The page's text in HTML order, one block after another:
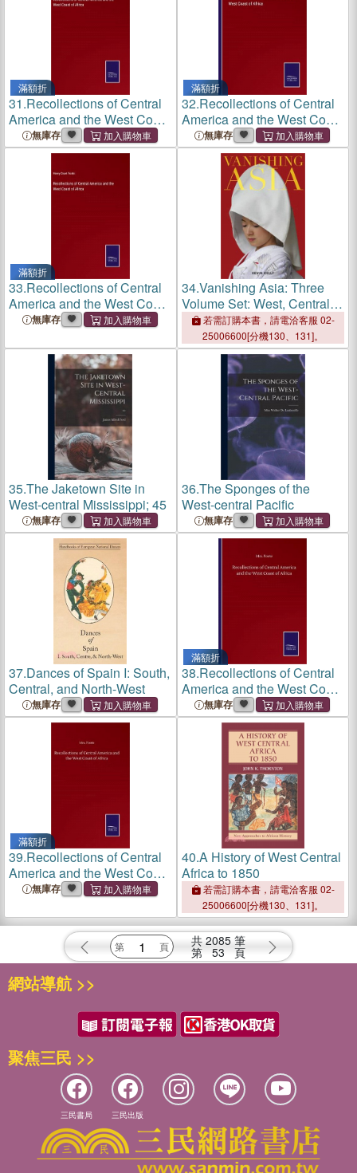
滿額折
31.Recollections of Central
America and the West Coast
of Africa
無庫存
滿額折
32.Recollections of Central
America and the West Coast
of Africa
無庫存
滿額折
33.Recollections of Central
America and the West Coast
of Africa
無庫存
34.Vanishing Asia: Three
Volume Set: West, Central,
and East
若需訂購本書，請電洽客服 02-
25006600[分機130、131]。
35.The Jaketown Site in
West-central Mississippi; 45
無庫存
36.The Sponges of the
West-central Pacific
無庫存
37.Dances of Spain I: South,
Central, and North-West
無庫存
滿額折
38.Recollections of Central
America and the West Coast
of Africa
無庫存
滿額折
39.Recollections of Central
America and the West Coast
of Africa
無庫存
40.A History of West Central
Africa to 1850
若需訂購本書，請電洽客服 02-
25006600[分機130、131]。
共 2085 筆
第 53 頁
網站導航 >>
聚焦三民 >>
三民書局 三民出版